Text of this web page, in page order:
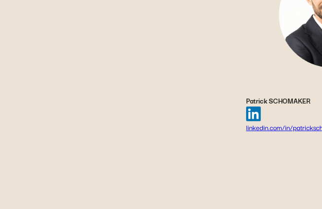
Patrick SCHOMAKER
linkedin.com/in/